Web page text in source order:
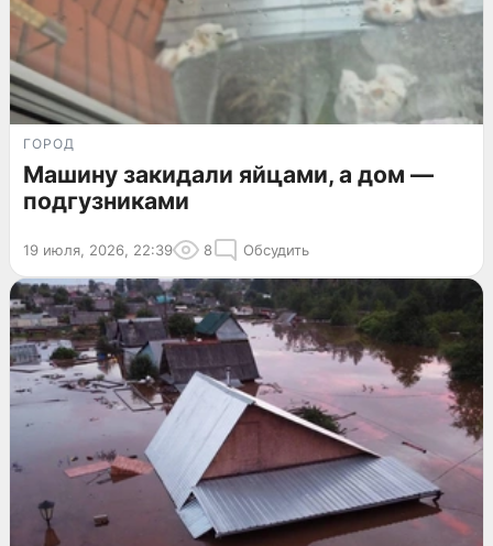
ГОРОД
Машину закидали яйцами, а дом —
подгузниками
19 июля, 2026, 22:39 8 Обсудить